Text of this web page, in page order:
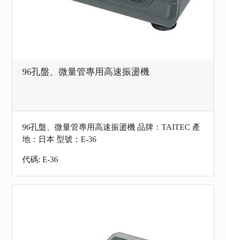
96孔盤、微量管專用高速振盪機
96孔盤、微量管專用高速振盪機 品牌：TAITEC 產
地：日本 型號：E-36
代碼: E-36